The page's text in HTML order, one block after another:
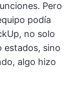
Pero
podía
no solo
estados, sino
algo hizo